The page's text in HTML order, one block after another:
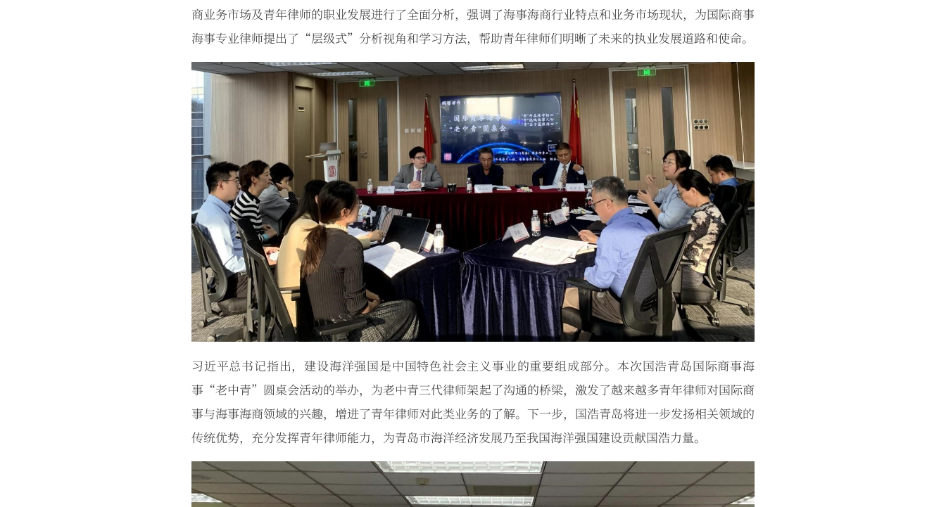
商业务市场及青年律师的职业发展进行了全面分析，强调了海事海商行业特点和业务市场现状，为国际商事
海事专业律师提出了“层级式”分析视角和学习方法，帮助青年律师们明晰了未来的执业发展道路和使命。
习近平总书记指出，建设海洋强国是中国特色社会主义事业的重要组成部分。本次国浩青岛国际商事海
事“老中青”圆桌会活动的举办，为老中青三代律师架起了沟通的桥梁，激发了越来越多青年律师对国际商
事与海事海商领域的兴趣，增进了青年律师对此类业务的了解。下一步，国浩青岛将进一步发扬相关领域的
传统优势，充分发挥青年律师能力，为青岛市海洋经济发展乃至我国海洋强国建设贡献国浩力量。